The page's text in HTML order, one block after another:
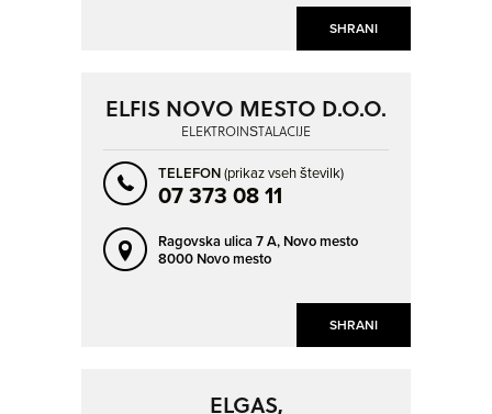
SHRANI
SHRANI
ELFIS NOVO MESTO D.O.O.
ELEKTROINŠTALACIJE
TELEFON(prikaz vseh številk)
07 373 08 11
Ragovska ulica 7 A, Novo mesto
8000 Novo mesto
ELGAS,